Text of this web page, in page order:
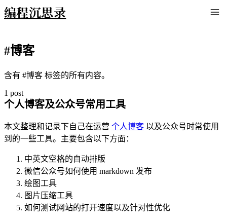
编程沉思录
#博客
含有 #博客 标签的所有内容。
1 post
个人博客及公众号常用工具
本文整理和记录下自己在运营 个人博客 以及公众号时常使用
到的一些工具。主要包含以下方面：
中英文空格的自动排版
微信公众号如何使用 markdown 发布
绘图工具
图片压缩工具
如何测试网站的打开速度以及针对性优化